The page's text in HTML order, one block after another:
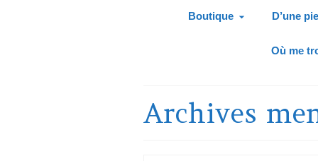
Boutique D’une
Où me
Archives